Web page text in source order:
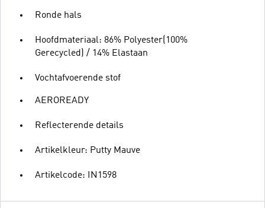
Ronde hals
Hoofdmateriaal: 86% Polyester(100%
Gerecycled) / 14% Elastaan
Vochtafvoerende stof
AEROREADY
Reflecterende details
Artikelkleur: Putty Mauve
Artikelcode: IN1598